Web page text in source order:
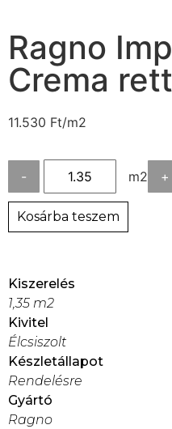
Ragno
Crema
11.530 Ft/m2
- m2 +
Kosárba teszem
Kiszerelés
1,35 m2
Kivitel
Élcsiszolt
Készletállapot
Rendelésre
Gyártó
Ragno